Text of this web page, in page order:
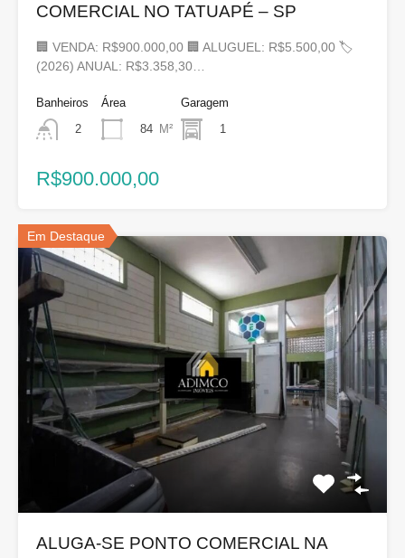
COMERCIAL NO TATUAPÉ – SP
🏢 VENDA: R$900.000,00 🏢 ALUGUEL: R$5.500,00 🏷
(2026) ANUAL: R$3.358,30…
Banheiros
2
Área
84 M²
Garagem
1
R$900.000,00
Em Destaque
ALUGA-SE PONTO COMERCIAL NA